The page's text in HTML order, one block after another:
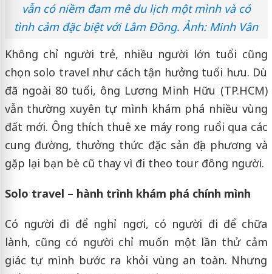
vẫn có niềm đam mê du lịch một mình và có
tình cảm đặc biệt với Lâm Đồng. Ảnh: Minh Vân
Không chỉ người trẻ, nhiều người lớn tuổi cũng
chọn solo travel như cách tận hưởng tuổi hưu. Dù
đã ngoài 80 tuổi, ông Lương Minh Hữu (TP.HCM)
vẫn thường xuyên tự mình khám phá nhiều vùng
đất mới. Ông thích thuê xe máy rong ruổi qua các
cung đường, thưởng thức đặc sản địa phương và
gặp lại bạn bè cũ thay vì đi theo tour đông người.
Solo travel – hành trình khám phá chính mình
Có người đi để nghỉ ngơi, có người đi để chữa
lành, cũng có người chỉ muốn một lần thử cảm
giác tự mình bước ra khỏi vùng an toàn. Nhưng